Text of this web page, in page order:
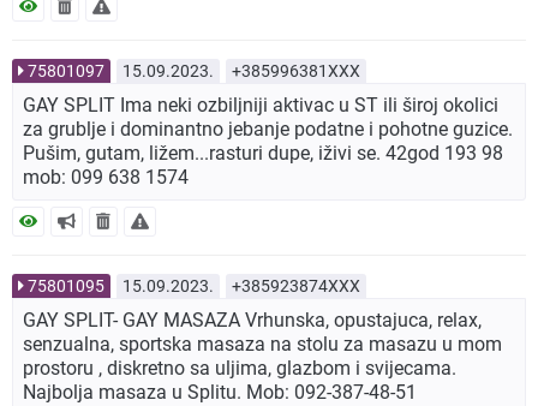
75801097 15.09.2023. +385996381XXX
GAY SPLIT Ima neki ozbiljniji aktivac u ST ili široj okolici
za grublje i dominantno jebanje podatne i pohotne guzice.
Pušim, gutam, ližem...rasturi dupe, iživi se. 42god 193 98
mob: 099 638 1574
75801095 15.09.2023. +385923874XXX
GAY SPLIT- GAY MASAZA Vrhunska, opustajuca, relax,
senzualna, sportska masaza na stolu za masazu u mom
prostoru , diskretno sa uljima, glazbom i svijecama.
Najbolja masaza u Splitu. Mob: 092-387-48-51